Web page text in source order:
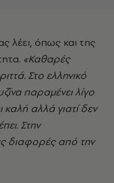
«Καθαρές
Στο ελληνικό
παραμένει λίγο
καλή αλλά γιατί δεν
Στην
διαφορές από την